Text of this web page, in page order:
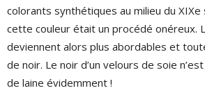
colorants synthétiques au milieu du
cette couleur était un procédé onéreux.
deviennent alors plus abordables et
de noir. Le noir d’un velours de soie
de laine évidemment !